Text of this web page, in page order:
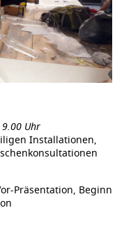
Uhr
Installationen,
Präsentation, Beginn